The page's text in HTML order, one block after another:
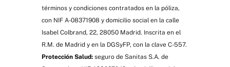
términos y condiciones contratados en la póliza,
con NIF A-08371908 y domicilio social en la calle
Isabel Colbrand, 22, 28050 Madrid. Inscrita en el
R.M. de Madrid y en la DGSyFP, con la clave C-557.
Protección Salud:seguro de Sanitas S.A. de